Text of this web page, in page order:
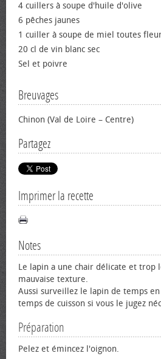
4 cuillers à soupe d'huile d'olive
6 pêches jaunes
1 cuiller à soupe de miel toutes
20 cl de vin blanc sec
Sel et poivre
Breuvages
Chinon (Val de Loire – Centre)
Partagez
Imprimer la recette
Notes
Le lapin a une chair délicate et trop
mauvaise texture.
Aussi surveillez le lapin de temps
temps de cuisson si vous le jugez
Préparation
Pelez et émincez l'oignon.